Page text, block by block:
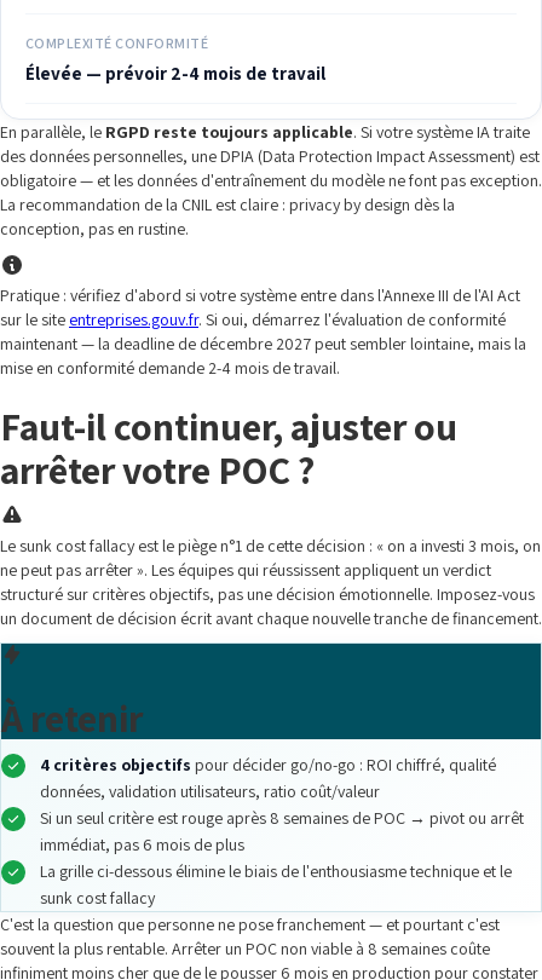
COMPLEXITÉ CONFORMITÉ
Élevée — prévoir 2-4 mois de travail
En parallèle, le RGPD reste toujours applicable. Si votre système IA traite
des données personnelles, une DPIA (Data Protection Impact Assessment) est
obligatoire — et les données d'entraînement du modèle ne font pas exception.
La recommandation de la CNIL est claire : privacy by design dès la
conception, pas en rustine.
Pratique : vérifiez d'abord si votre système entre dans l'Annexe III de l'AI Act
sur le site entreprises.gouv.fr. Si oui, démarrez l'évaluation de conformité
maintenant — la deadline de décembre 2027 peut sembler lointaine, mais la
mise en conformité demande 2-4 mois de travail.
Faut-il continuer, ajuster ou
arrêter votre POC ?
Le sunk cost fallacy est le piège n°1 de cette décision : « on a investi 3 mois, on
ne peut pas arrêter ». Les équipes qui réussissent appliquent un verdict
structuré sur critères objectifs, pas une décision émotionnelle. Imposez-vous
un document de décision écrit avant chaque nouvelle tranche de financement.
À retenir
4 critères objectifs pour décider go/no-go : ROI chiffré, qualité
données, validation utilisateurs, ratio coût/valeur
Si un seul critère est rouge après 8 semaines de POC → pivot ou arrêt
immédiat, pas 6 mois de plus
La grille ci-dessous élimine le biais de l'enthousiasme technique et le
sunk cost fallacy
C'est la question que personne ne pose franchement — et pourtant c'est
souvent la plus rentable. Arrêter un POC non viable à 8 semaines coûte
infiniment moins cher que de le pousser 6 mois en production pour constater